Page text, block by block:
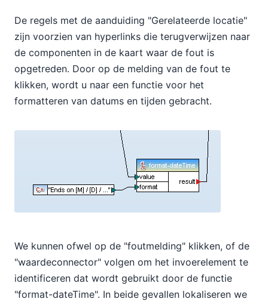
De regels met de aanduiding "Gerelateerde locatie"
zijn voorzien van hyperlinks die terugverwijzen naar
de componenten in de kaart waar de fout is
opgetreden. Door op de melding van de fout te
klikken, wordt u naar een functie voor het
formatteren van datums en tijden gebracht.
We kunnen ofwel op de "foutmelding" klikken, of de
"waardeconnector" volgen om het invoerelement te
identificeren dat wordt gebruikt door de functie
"format-dateTime". In beide gevallen lokaliseren we